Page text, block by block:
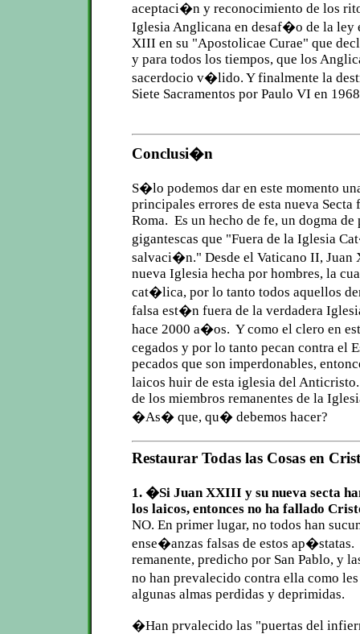
aceptaci�n y reconocimiento de los
Iglesia Anglicana en desaf�o de la
XIII en su "Apostolicae Curae" que
y para todos los tiempos, que los
sacerdocio v�lido. Y finalmente la
Siete Sacramentos por Paulo VI en
Conclusi�n
S�lo podemos dar en este momento
principales errores de esta nueva Secta
Roma. Es un hecho de fe, un dogma
gigantescas que "Fuera de la Iglesia
salvaci�n." Desde el Vaticano II,
nueva Iglesia hecha por hombres, la
cat�lica, por lo tanto todos aquellos
falsa est�n fuera de la verdadera
hace 2000 a�os. Y como el clero en
cegados y por lo tanto pecan contra el
pecados que son imperdonables,
laicos huir de esta iglesia del
de los miembros remanentes de la
�As� que, qu� debemos hacer?
Restaurar Todas las Cosas en
1. �Si Juan XXIII y su nueva secta
los laicos, entonces no ha fallado
NO. En primer lugar, no todos han
ense�anzas falsas de estos
remanente, predicho por San Pablo, y
no han prevalecido contra ella como
algunas almas perdidas y deprimidas.
�Han prvalecido las "puertas del